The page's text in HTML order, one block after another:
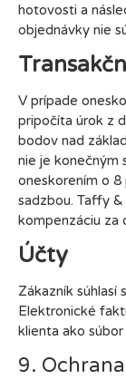
hotovosti a
objednávky nie
V prípade
pripočíta úrok z
bodov nad
nie je konečným
oneskorením o 8
sadzbou. Taffy
kompenzáciu za
Účty
Zákazník súhlasí
Elektronické
klienta ako súbor
9.